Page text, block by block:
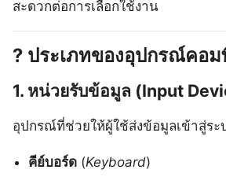
สะดวกต่อการเลือกใช้งาน
? ประเภทของอุปกรณ์คอม
1. หน่วยรับข้อมูล (Input
อุปกรณ์ที่ช่วยให้ผู้ใช้ส่งข้อมูลเข้าสู่ระ
คีย์บอร์ด (Keyboard)